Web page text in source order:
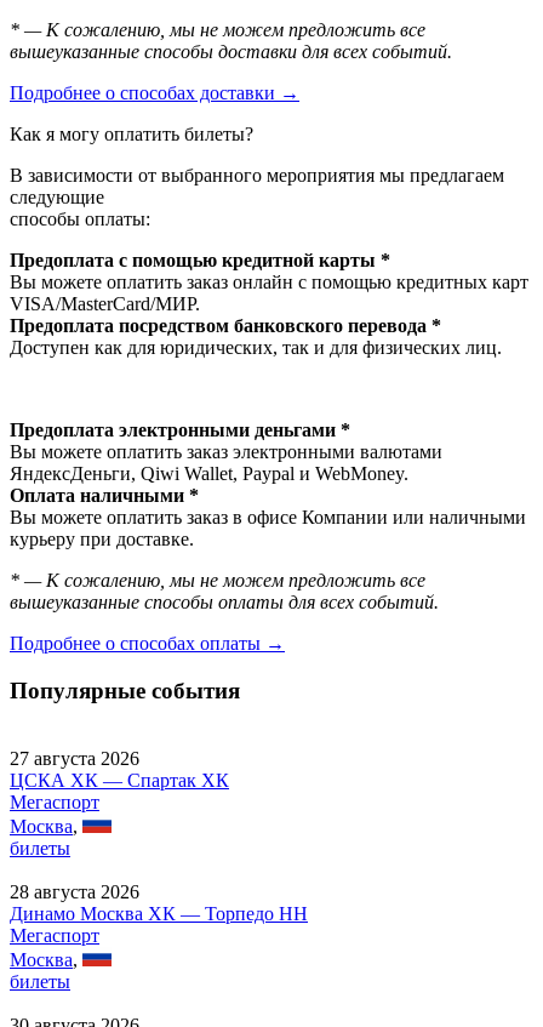
* — К сожалению, мы не можем предложить все
вышеуказанные способы доставки для всех событий.
Подробнее о способах доставки →
Как я могу оплатить билеты?
В зависимости от выбранного мероприятия мы предлагаем
следующие
способы оплаты:
Предоплата с помощью кредитной карты *
Вы можете оплатить заказ онлайн с помощью кредитных карт
VISA/MasterСard/МИР.
Предоплата посредством банковского перевода *
Доступен как для юридических, так и для физических лиц.
Предоплата электронными деньгами *
Вы можете оплатить заказ электронными валютами
ЯндексДеньги, Qiwi Wallet, Paypal и WebMoney.
Оплата наличными *
Вы можете оплатить заказ в офисе Компании или наличными
курьеру при доставке.
* — К сожалению, мы не можем предложить все
вышеуказанные способы оплаты для всех событий.
Подробнее о способах оплаты →
Популярные события
27 августа 2026
ЦСКА ХК — Спартак ХК
Мегаспорт
Москва,
билеты
28 августа 2026
Динамо Москва ХК — Торпедо НН
Мегаспорт
Москва,
билеты